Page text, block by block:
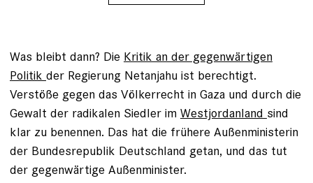
Was bleibt dann? Die Kritik an der gegenwärtigen
Politik der Regierung Netanjahu ist berechtigt.
Verstöße gegen das Völkerrecht in Gaza und durch die
Gewalt der radikalen Siedler im Westjordanland sind
klar zu benennen. Das hat die frühere Außenministerin
der Bundesrepublik Deutschland getan, und das tut
der gegenwärtige Außenminister.